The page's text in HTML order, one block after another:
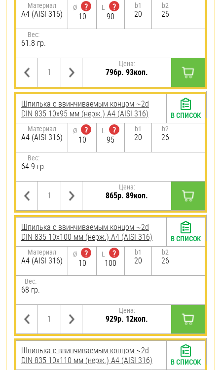
Материал
A4 (AISI 316)
Ø
?
10
L
?
90
b1
20
b2
26
Вес:
61.8 гр.
Цена:
796р. 93коп.
Шпилька c ввинчиваемым концом ~2d
DIN 835 10х95 мм (нерж.) A4 (AISI 316)
Материал
A4 (AISI 316)
Ø
?
10
L
?
95
b1
20
b2
26
Вес:
64.9 гр.
Цена:
865р. 89коп.
В СПИСОК
Шпилька c ввинчиваемым концом ~2d
DIN 835 10х100 мм (нерж.) A4 (AISI 316)
Материал
A4 (AISI 316)
Ø
?
10
L
?
100
b1
20
b2
26
Вес:
68 гр.
Цена:
929р. 12коп.
В СПИСОК
Шпилька c ввинчиваемым концом ~2d
DIN 835 10х110 мм (нерж.) A4 (AISI 316)
В СПИСОК